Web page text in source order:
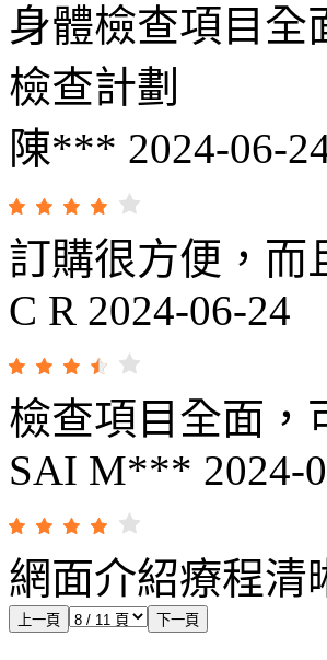
身體檢查項目全
檢查計劃
陳*** 2024-06-
訂購很方便，而
C R 2024-06-24
檢查項目全面，
SAI M*** 2024-
網面介紹療程清
上一頁 下一頁